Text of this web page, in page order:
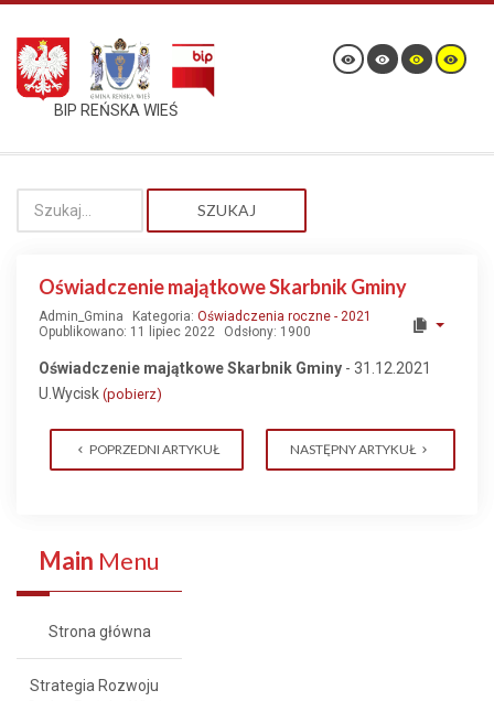
BIP REŃSKA WIEŚ
SZUKAJ
Oświadczenie majątkowe Skarbnik Gminy
Admin_Gmina Kategoria: Oświadczenia roczne - 2021
Opublikowano: 11 lipiec 2022
Odsłony: 1900
Oświadczenie majątkowe Skarbnik Gminy - 31.12.2021
U.Wycisk (pobierz)
POPRZEDNI ARTYKUŁ NASTĘPNY ARTYKUŁ
Main Menu
Strona główna
Strategia Rozwoju